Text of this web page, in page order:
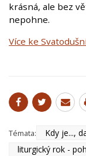
krásná, ale bez
nepohne.
Více ke
Témata: Kdy je...,
liturgický rok -